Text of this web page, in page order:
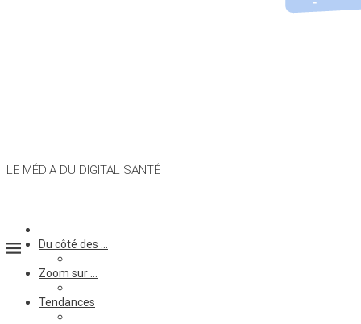
LE MÉDIA DU DIGITAL SANTÉ
Du côté des …
Zoom sur …
Tendances